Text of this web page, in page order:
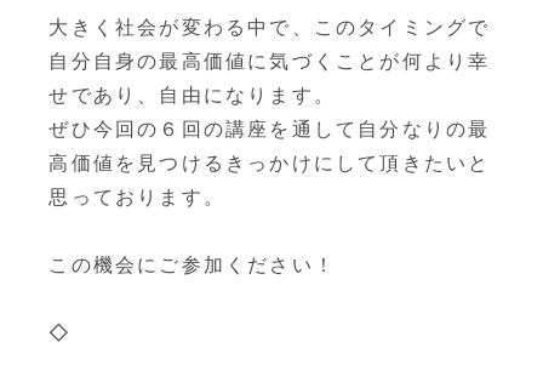
大きく社会が変わる中で、このタイミングで
自分自身の最高価値に気づくことが何より幸
せであり、自由になります。
ぜひ今回の６回の講座を通して自分なりの最
高価値を見つけるきっかけにして頂きたいと
思っております。
この機会にご参加ください！
◇